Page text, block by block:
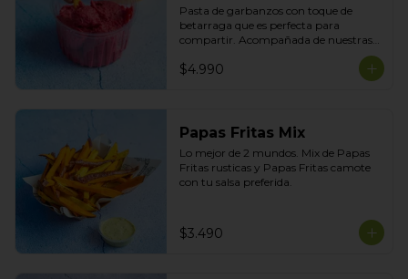
Pasta de garbanzos con toque de
betarraga que es perfecta para
compartir. Acompañada de nuestras
$4.990
Papas Fritas Mix
Lo mejor de 2 mundos. Mix de Papas
Fritas rusticas y Papas Fritas camote
con tu salsa preferida.
$3.490